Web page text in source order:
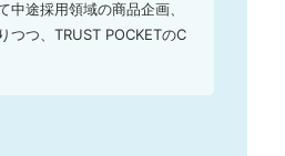
中途採用領域の商品企画、
つつ、TRUST POCKETのC